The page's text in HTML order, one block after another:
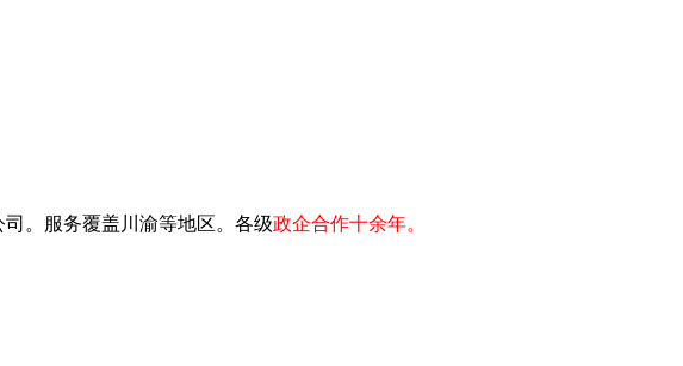
。服务覆盖川渝等地区。各级政企合作十余年。